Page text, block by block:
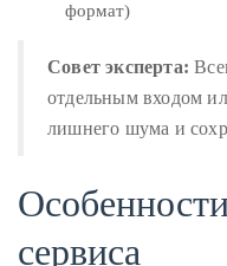
формат)
Совет эксперта:
отдельным входом
лишнего шума и
сервиса